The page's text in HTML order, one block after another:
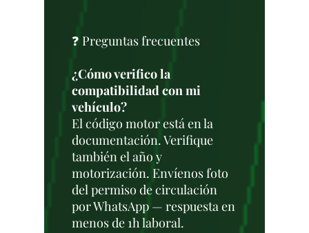
❓ Preguntas frecuentes
¿Cómo verifico la
compatibilidad con mi
vehículo?
El código motor está en la
documentación. Verifique
también el año y
motorización. Envíenos foto
del permiso de circulación
por WhatsApp — respuesta en
menos de 1h laboral.